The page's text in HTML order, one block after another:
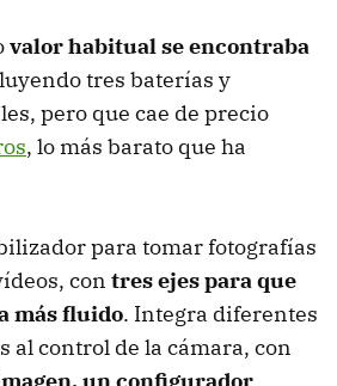
valor habitual se encontraba
tres baterías y
pero que cae de precio
, lo más barato que ha
para tomar fotografías
con tres ejes para que
más fluido. Integra diferentes
al control de la cámara, con
un configurador